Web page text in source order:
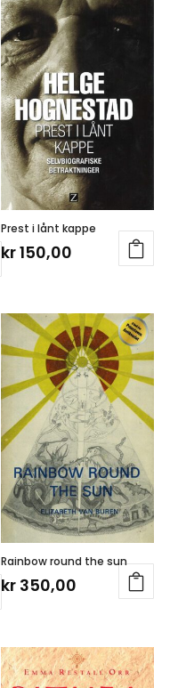
Prest i lånt kappe
kr150,00
Rainbow round the sun
kr 350,00